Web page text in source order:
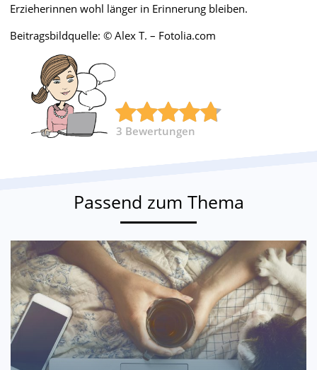
Erzieherinnen wohl länger in Erinnerung bleiben.
Beitragsbildquelle: © Alex T. – Fotolia.com
3 Bewertungen
Passend zum Thema